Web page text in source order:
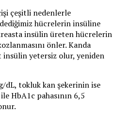
çeşitli nedenlerle
hücrelerin insüline
insülin üreten hücrelerin
önler. Kanda
yetersiz olur, yeniden
dL, tokluk kan şekerinin ise
HbA1c pahasının 6,5